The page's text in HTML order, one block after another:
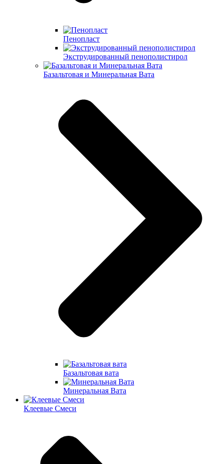
Пенопласт
Экструдированный пенополистирол
Базальтовая и Минеральная Вата
Базальтовая вата
Минеральная Вата
Клеевые Смеси